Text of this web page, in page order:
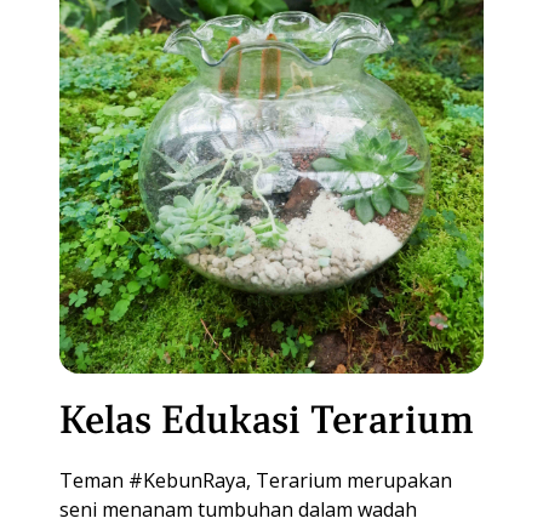
Kelas Edukasi Terarium
Teman #KebunRaya, Terarium merupakan
seni menanam tumbuhan dalam wadah